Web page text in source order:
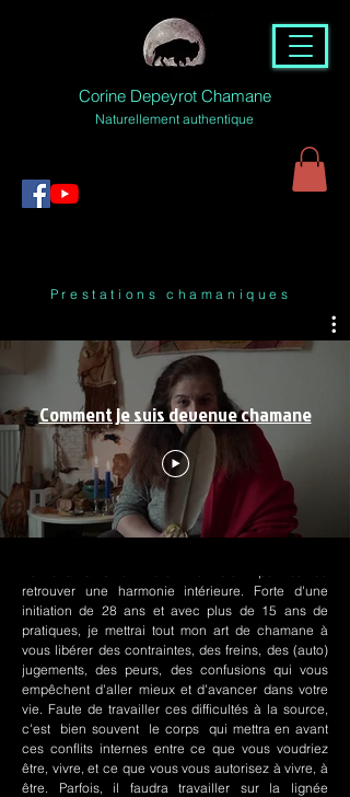
Corine Depeyrot Chamane
Naturellement authentique
Prestations chamaniques
Comment je suis devenue chamane
retrouver une harmonie intérieure. Forte d'une
initiation de 28 ans et avec plus de 15 ans de
pratiques, je mettrai tout mon art de chamane à
vous libérer des contraintes, des freins, des (auto)
jugements, des peurs, des confusions qui vous
empêchent d'aller mieux et d'avancer dans votre
vie. Faute de travailler ces difficultés à la source,
c'est bien souvent le corps qui mettra en avant
ces conflits internes entre ce que vous voudriez
être, vivre, et ce que vous vous autorisez à vivre, à
être. Parfois, il faudra travailler sur la lignée